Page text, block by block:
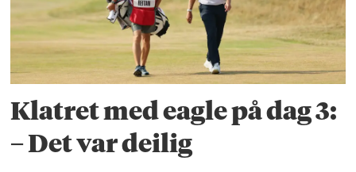
Klatret med eagle på dag 3:
– Det var deilig